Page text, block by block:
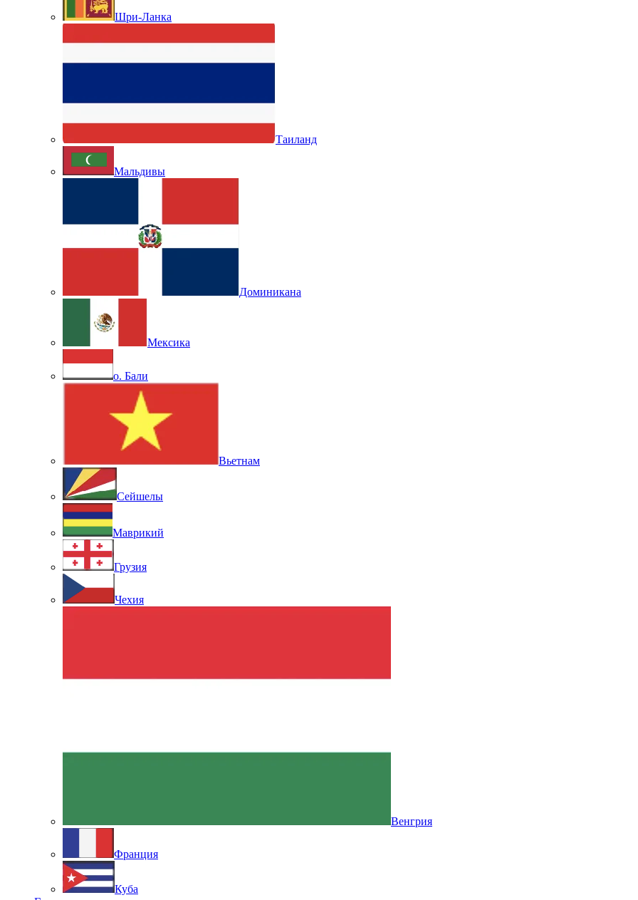
Шри-Ланка
Таиланд
Мальдивы
Доминикана
Мексика
о. Бали
Вьетнам
Сейшелы
Маврикий
Грузия
Чехия
Венгрия
Франция
Куба